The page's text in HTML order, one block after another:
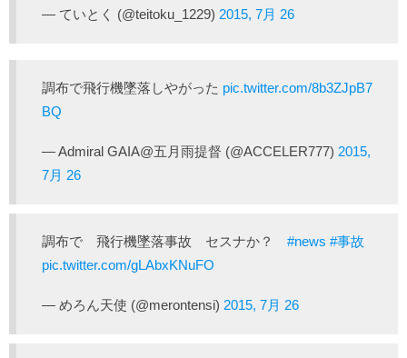
— ていとく (@teitoku_1229) 2015, 7月 26
調布で飛行機墜落しやがった pic.twitter.com/8b3ZJpB7
BQ
— Admiral GAIA@五月雨提督 (@ACCELER777) 2015,
7月 26
調布で 飛行機墜落事故 セスナか？ #news #事故
pic.twitter.com/gLAbxKNuFO
— めろん天使 (@merontensi) 2015, 7月 26